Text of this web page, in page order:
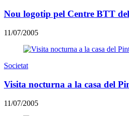
Nou logotip pel Centre BTT
11/07/2005
Societat
Visita nocturna a la casa del
11/07/2005